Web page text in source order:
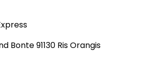
Bonte 91130 Ris Orangis